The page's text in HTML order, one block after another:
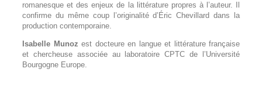
romanesque et des enjeux de la littérature propres à l’auteur. Il
confirme du même coup l’originalité d’Éric Chevillard dans la
production contemporaine.
Isabelle Munoz est docteure en langue et littérature française
et chercheuse associée au laboratoire CPTC de l’Université
Bourgogne Europe.